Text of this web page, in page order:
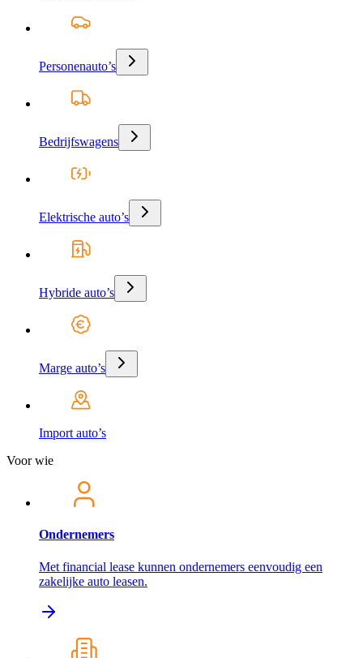
Personenauto’s
Bedrijfswagens
Elektrische auto’s
Hybride auto’s
Marge auto’s
Import auto’s
Voor wie
Ondernemers
Met financial lease kunnen ondernemers eenvoudig een
zakelijke auto leasen.